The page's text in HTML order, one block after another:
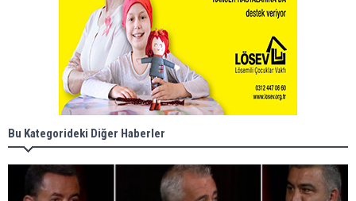
Bu Kategorideki Diğer Haberler